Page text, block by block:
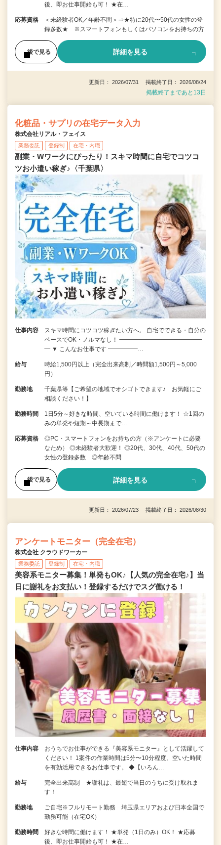
後、即お仕事開始も可！ ★在…
応募資格
＜未経験者OK／年齢不問＞⇒★特に20代〜50代の女性の登
録多数★ ※スマートフォンもしくはパソコンをお持ちの方
後で見る 詳細を見る
更新日： 2026/07/31 掲載終了日： 2026/08/24
掲載終了まであと13日
化粧品・サプリの在宅データ入力
株式会社リアル・フェイス
業務委託 登録制 在宅・内職
副業・Wワークにぴったり！スキマ時間に自宅でコツコ
ツお小遣い稼ぎ♪〈千葉県〉
仕事内容
スキマ時間にコツコツ稼ぎたい方へ。 自宅でできる・自分の
ペースでOK・ノルマなし！ ━━━━━━━━━━━━━━
━ ▼ こんなお仕事です ━━━━━…
給与
時給1,500円以上（完全出来高制／時間額1,500円～5,000
円）
勤務地
千葉県等【ご希望の地域でオシゴトできます♪ お気軽にご
相談ください！】
勤務時間
1日5分～好きな時間、空いている時間に働けます！ ☆1回の
みの単発や短期～中長期まで…
応募資格
◎PC・スマートフォンをお持ちの方（※アンケートに必要
なため） ◎未経験者大歓迎！ ◎20代、30代、40代、50代の
女性の登録多数 ◎年齢不問
後で見る 詳細を見る
更新日： 2026/07/23 掲載終了日： 2026/08/30
アンケートモニター（完全在宅）
株式会社 クラウドワーカー
業務委託 登録制 在宅・内職
美容系モニター募集！単発もOK♪【人気の完全在宅♪】当
日に謝礼をお支払い！登録するだけでスグ働ける！
仕事内容
おうちでお仕事ができる『美容系モニター』として活躍して
ください！ 1案件の作業時間は5分〜10分程度。空いた時間
を有効活用できるお仕事です。 ◆【いろん…
給与
完全出来高制 ★謝礼は、最短で当日のうちに受け取れま
す！
勤務地
ご自宅※フルリモート勤務 埼玉県エリアおよび日本全国で
勤務可能（在宅OK）
勤務時間
好きな時間に働けます！ ★単発（1日のみ）OK！ ★応募
後、即お仕事開始も可！ ★在…